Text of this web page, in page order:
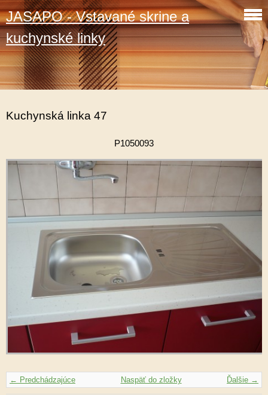
JASAPO - Vstavané skrine a
kuchynské linky
Kuchynská linka 47
P1050093
← Predchádzajúce Ďalšie →
Naspäť do zložky